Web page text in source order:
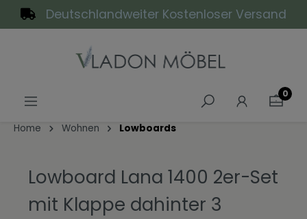
springenDeutschlandweiter Kostenloser Versand
0
Home Wohnen Lowboards
Lowboard Lana 1400 2er-Set
mit Klappe dahinter 3